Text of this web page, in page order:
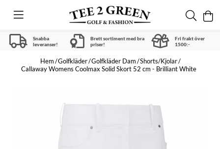
Snabba
leveranser!
Brett sortiment med bra
priser!
Fri frakt över
1500:-
Hem Golfkläder Golfkläder Dam Shorts/Kjolar
Callaway Womens Coolmax Solid Skort 52 cm - Brilliant White